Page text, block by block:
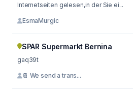
Internetseiten gelesen,in der Sie ei...
EsmaMurgic
SPAR Supermarkt Bernina
gaq39t
📔 We send a trans...